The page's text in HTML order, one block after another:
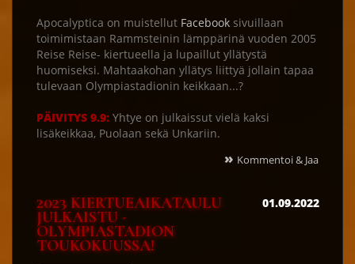
Apocalyptica on muistellut Facebook sivuillaan
toimimistaan Rammsteinin lämppärinä vuoden 2005
Reise Reise- kiertueella ja lupaillut yllätystä
huomiseksi. Mahtaakohan yllätys liittyä jollain tapaa
tulevaan Olympiastadionin keikkaan...?
PÄIVITYS 9.9: Yhtye on julkaissut vielä kaksi
lisäkeikkaa, Puolaan sekä Unkariin.
» Kommentoi & Jaa
2023 KIERTUEAIKATAULU
JULKAISTU -
OLYMPIASTADION
TOUKOKUUSSA!
01.09.2022